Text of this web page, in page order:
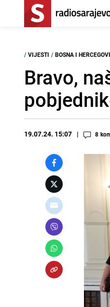
/ VIJESTI / BOSNA I
Bravo,
19.07.24. 15:07 8